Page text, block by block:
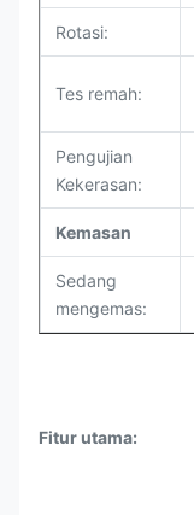
Rotasi:
Tes remah:
Pengujian
Kekerasan:
Kemasan
Sedang
mengemas:
Fitur utama: